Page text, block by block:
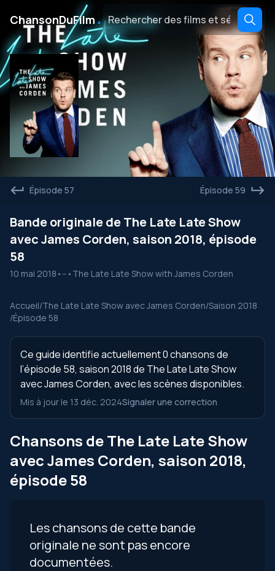
ChansonDuFilm․
Épisode 57 Épisode 59
Bande originale de The Late Late Show
avec James Corden, saison 2018, épisode
58
10 mai 2018 • -- • The Late Late Show with James Corden
Accueil/The Late Late Show avec James Corden/Saison 2018
/Épisode 58
Ce guide identifie actuellement 0 chansons de
l’épisode 58, saison 2018 de The Late Late Show
avec James Corden, avec les scènes disponibles.
Mis à jour le 13 déc. 2024Signaler une correction
Chansons de The Late Late Show
avec James Corden, saison 2018,
épisode 58
Les chansons de cette bande
originale ne sont pas encore
documentées.